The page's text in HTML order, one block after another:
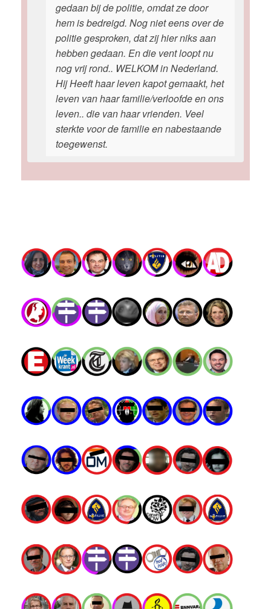
gedaan bij de politie, omdat ze door
hem is bedreigd. Nog niet eens over de
politie gesproken, dat zij hier niks aan
hebben gedaan. En die vent loopt nu
nog vrij rond.. WELKOM in Nederland.
Hij Heeft haar leven kapot gemaakt, het
leven van haar familie/verloofde en ons
leven.. die van haar vrienden. Veel
sterkte voor de familie en nabestaande
toegewenst.